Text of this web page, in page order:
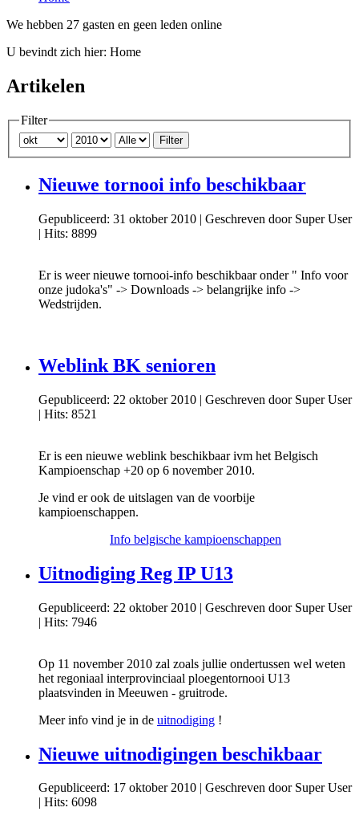
We hebben 27 gasten en geen leden online
U bevindt zich hier: Home
Artikelen
Filter
Filter
Nieuwe tornooi info beschikbaar
Gepubliceerd: 31 oktober 2010 | Geschreven door Super User
| Hits: 8899
Er is weer nieuwe tornooi-info beschikbaar onder " Info voor
onze judoka's" -> Downloads -> belangrijke info ->
Wedstrijden.
Weblink BK senioren
Gepubliceerd: 22 oktober 2010 | Geschreven door Super User
| Hits: 8521
Er is een nieuwe weblink beschikbaar ivm het Belgisch
Kampioenschap +20 op 6 november 2010.
Je vind er ook de uitslagen van de voorbije
kampioenschappen.
Info belgische kampioenschappen
Uitnodiging Reg IP U13
Gepubliceerd: 22 oktober 2010 | Geschreven door Super User
| Hits: 7946
Op 11 november 2010 zal zoals jullie ondertussen wel weten
het regoniaal interprovinciaal ploegentornooi U13
plaatsvinden in Meeuwen - gruitrode.
Meer info vind je in de uitnodiging !
Nieuwe uitnodigingen beschikbaar
Gepubliceerd: 17 oktober 2010 | Geschreven door Super User
| Hits: 6098